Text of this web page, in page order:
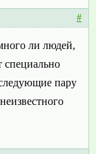
#
ли людей,
специально
пару